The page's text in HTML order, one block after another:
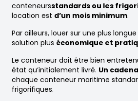
conteneursstandards ou les
location est d’un mois minimum.
Par ailleurs, louer sur une plus
solution plus économique et
Le conteneur doit être bien
état qu’initialement livré. Un
chaque conteneur maritime
frigorifiques.